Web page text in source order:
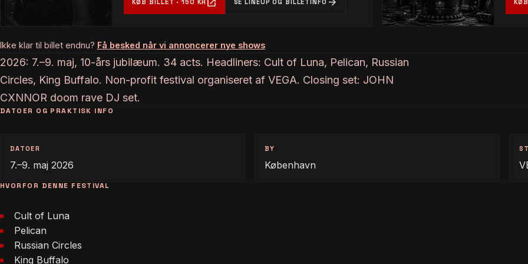
KØB BILLET · 150 KR SE LINEUP OG BILLETINFO
Ikke klar til billet endnu? Få besked når vi annoncerer nye shows
2026: 7.–9. maj, 10-års jubilæum. 34 acts. Headliners: Cult of Luna, Pelican, Russian
Circles, King Buffalo. Non-profit festival organiseret af VEGA. Closing set: JOHN
CXNNOR doom rave DJ set.
DATOER OG PRAKTISK INFO
DATOER
7.–9. maj 2026
BY
København
HVORFOR DENNE FESTIVAL
Cult of Luna
Pelican
Russian Circles
King Buffalo